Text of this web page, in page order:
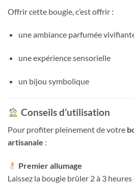
Offrir cette bougie, c’est offrir :
une ambiance parfumée
une expérience sensorielle
un bijou symbolique
Conseils d’utilisation
Pour profiter pleinement de votre
artisanale :
Premier allumage
Laissez la bougie brûler 2 à 3